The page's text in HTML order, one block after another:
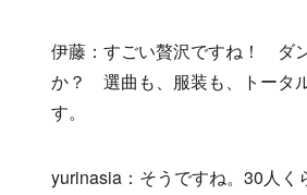
伊藤：すごい贅沢ですね！ ダ
か？ 選曲も、服装も、トータ
す。
yurinasia：そうですね。30人く